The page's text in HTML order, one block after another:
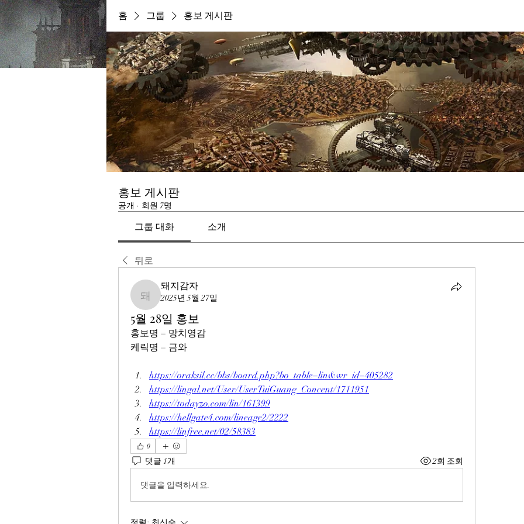
홈 그룹 홍보 게시판
홍보 게시판
공개 · 회원 7명
그룹 대화 소개
뒤로
돼지감자
돼지감자
2025년 5월 27일
5월 28일 홍보
홍보명 = 망치영감
https://oraksil.cc/bbs/board.php?bo_table=lin&wr_id=405282
https://lingal.net/User/UserTuiGuang_Concent/1711951
https://todayzo.com/lin/161399
https://hellgate4.com/lineage2/2222
https://linfree.net/02/58383
0
댓글 1개 2회 조회
댓글을 입력하세요.